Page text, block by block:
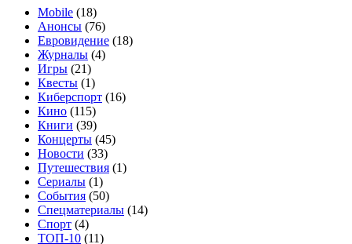
Mobile (18)
Анонсы (76)
Евровидение (18)
Журналы (4)
Игры (21)
Квесты (1)
Киберспорт (16)
Кино (115)
Книги (39)
Концерты (45)
Новости (33)
Путешествия (1)
Сериалы (1)
События (50)
Спецматериалы (14)
Спорт (4)
ТОП-10 (11)